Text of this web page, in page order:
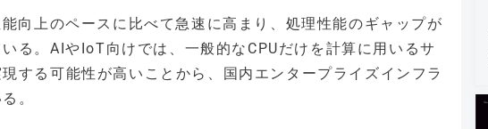
向上のペースに比べて急速に高まり、処理性能のギャップが
る。AIやIoT向けでは、一般的なCPUだけを計算に用いるサ
する可能性が高いことから、国内エンタープライズインフラ
。